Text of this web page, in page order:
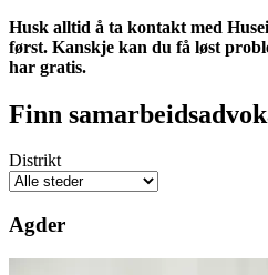
Husk alltid å ta kontakt med
først. Kanskje kan du få løst
har gratis.
Finn
Distrikt
Agder